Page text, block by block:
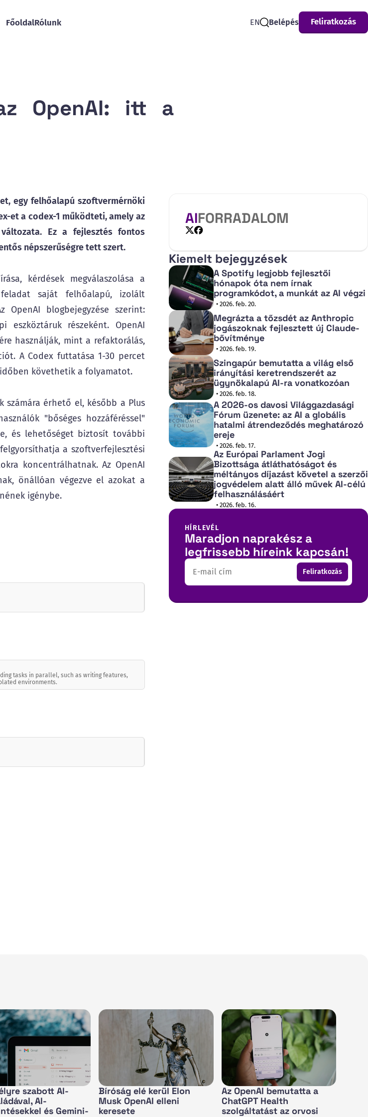
FőoldalRólunk
EN
Belépés Feliratkozás
OpenAI: itt a
egy felhőalapú szoftvermérnöki
et a codex-1 működteti, amely az
Ez a fejlesztés fontos
népszerűségre tett szert.
kérdések megválaszolása a
saját felhőalapú, izolált
blogbejegyzése szerint:
részeként. OpenAI
használják, mint a refaktorálás,
A Codex futtatása 1-30 percet
követhetik a folyamatot.
számára érhető el, később a Plus
"bőséges hozzáféréssel"
és lehetőséget biztosít további
a szoftverfejlesztési
koncentrálhatnak. Az OpenAI
önállóan végezve el azokat a
igénybe.
tasks in parallel, such as writing features,
environments.
AIFORRADALOM
Kiemelt bejegyzések
A Spotify legjobb fejlesztői
hónapok óta nem írnak
programkódot, a munkát az AI végzi
• 2026. feb. 20.
Megrázta a tőzsdét az Anthropic
jogászoknak fejlesztett új Claude-
bővítménye
• 2026. feb. 19.
Szingapúr bemutatta a világ első
irányítási keretrendszerét az
ügynökalapú AI-ra vonatkozóan
• 2026. feb. 18.
A 2026-os davosi Világgazdasági
Fórum üzenete: az AI a globális
hatalmi átrendeződés meghatározó
ereje
• 2026. feb. 17.
Az Európai Parlament Jogi
Bizottsága átláthatóságot és
méltányos díjazást követel a szerzői
jogvédelem alatt álló művek AI-célú
felhasználásáért
• 2026. feb. 16.
HÍRLEVÉL
Maradjon naprakész a
legfrissebb híreink kapcsán!
Email Feliratkozás
szabott AI-
AI-
és Gemini-
Bíróság elé kerül Elon
Musk OpenAI elleni
keresete
Az OpenAI bemutatta a
ChatGPT Health
szolgáltatást az orvosi